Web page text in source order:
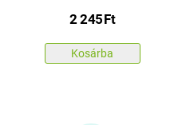
2 245Ft
Kosárba